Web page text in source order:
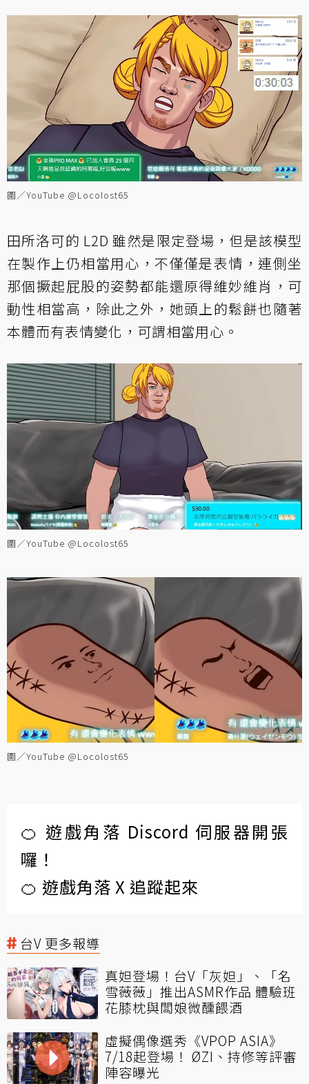
圖／YouTube @Locolost65
田所洛可的 L2D 雖然是限定登場，但是該模型
在製作上仍相當用心，不僅僅是表情，連側坐
那個撅起屁股的姿勢都能還原得維妙維肖，可
動性相當高，除此之外，她頭上的鬆餅也隨著
本體而有表情變化，可謂相當用心。
圖／YouTube @Locolost65
圖／YouTube @Locolost65
🍊 遊戲角落 Discord 伺服器開張
囉！
🍊 遊戲角落 X 追蹤起來
台V 更多報導
真妲登場！台V「灰妲」、「名
雪薇薇」推出ASMR作品 體驗班
花膝枕與闆娘微醺餵酒
虛擬偶像選秀《VPOP ASIA》
7/18起登場！ ØZI、持修等評審
陣容曝光